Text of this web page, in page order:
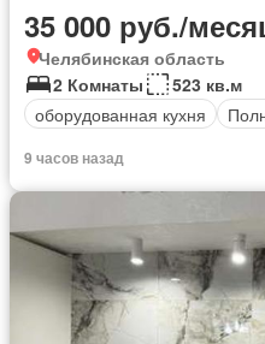
35 000 руб./
Челябинская область
2 Комнаты
523 кв.м
оборудованная кухня
9 часов назад